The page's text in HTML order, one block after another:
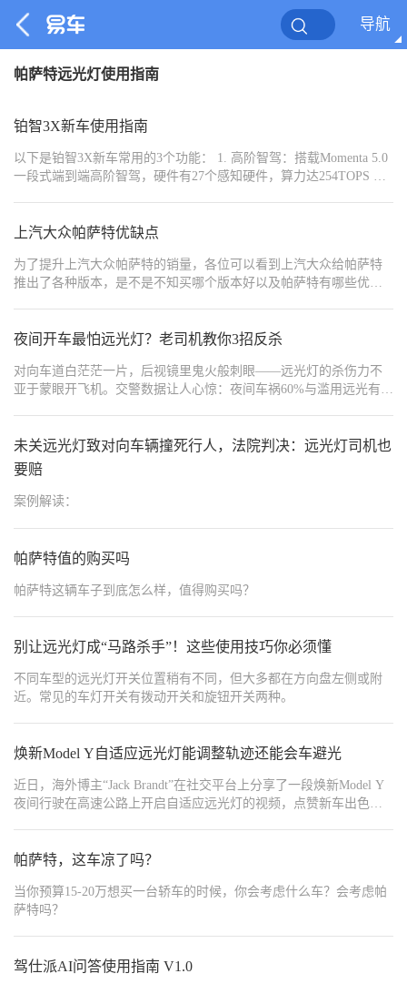
导航
帕萨特远光灯使用指南
铂智3X新车使用指南
以下是铂智3X新车常用的3个功能： 1. 高阶智驾：搭载Momenta 5.0
一段式端到端高阶智驾，硬件有27个感知硬件，算力达254TOPS 。
车轻松 。 2. 智能座舱：全系标配8.8英寸液晶仪表与14.6英寸中控
互独立控制，响应灵敏，还具备语音免唤醒、可见即可说等功能。
此外，有应用商店、车载KTV、32色内饰氛围灯等，娱乐性强 。 3.
容积427L，后排座椅放倒后纵深1.7米，还有11处贴心收纳，满足家
上汽大众帕萨特优缺点
为了提升上汽大众帕萨特的销量，各位可以看到上汽大众给帕萨特
推出了各种版本，是不是不知买哪个版本好以及帕萨特有哪些优缺
夜间开车最怕远光灯？老司机教你3招反杀
对向车道白茫茫一片，后视镜里鬼火般刺眼——远光灯的杀伤力不
亚于蒙眼开飞机。交警数据让人心惊：夜间车祸60%与滥用远光有
击术**，从眼神训练、战术走位到科技改装，让你在灯光战场上反
客为主，专治各种不服！
未关远光灯致对向车辆撞死行人，法院判决：远光灯司机也
要赔
案例解读：
帕萨特值的购买吗
帕萨特这辆车子到底怎么样，值得购买吗？
别让远光灯成“马路杀手”！这些使用技巧你必须懂
不同车型的远光灯开关位置稍有不同，但大多都在方向盘左侧或附
近。常见的车灯开关有拨动开关和旋钮开关两种。
焕新Model Y自适应远光灯能调整轨迹还能会车避光
近日，海外博主“Jack Brandt”在社交平台上分享了一段焕新Model Y
夜间行驶在高速公路上开启自适应远光灯的视频，点赞新车出色的
帕萨特，这车凉了吗？
当你预算15-20万想买一台轿车的时候，你会考虑什么车？会考虑帕
萨特吗？
驾仕派AI问答使用指南 V1.0